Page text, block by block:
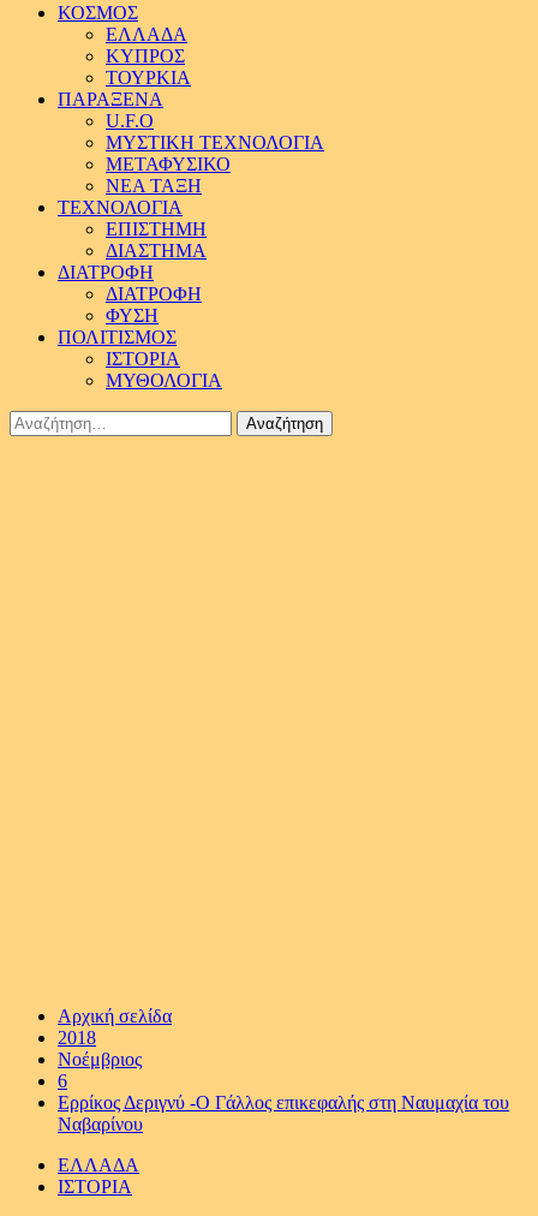
ΚΟΣΜΟΣ
ΕΛΛΑΔΑ
ΚΥΠΡΟΣ
ΤΟΥΡΚΙΑ
ΠΑΡΑΞΕΝΑ
U.F.O
ΜΥΣΤΙΚΗ ΤΕΧΝΟΛΟΓΙΑ
ΜΕΤΑΦΥΣΙΚΟ
ΝΕΑ ΤΑΞΗ
ΤΕΧΝΟΛΟΓΙΑ
ΕΠΙΣΤΗΜΗ
ΔΙΑΣΤΗΜΑ
ΔΙΑΤΡΟΦΗ
ΔΙΑΤΡΟΦΗ
ΦΥΣΗ
ΠΟΛΙΤΙΣΜΟΣ
ΙΣΤΟΡΙΑ
ΜΥΘΟΛΟΓΙΑ
Αναζήτηση
για:
Αρχική σελίδα
2018
Νοέμβριος
6
Ερρίκος Δεριγνύ -Ο Γάλλος επικεφαλής στη Ναυμαχία του
Ναβαρίνου
ΕΛΛΑΔΑ
ΙΣΤΟΡΙΑ